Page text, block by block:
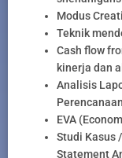
Modus
Teknik
Cash flow
kinerja dan
Analisis
EVA
Studi Kasus
Statement